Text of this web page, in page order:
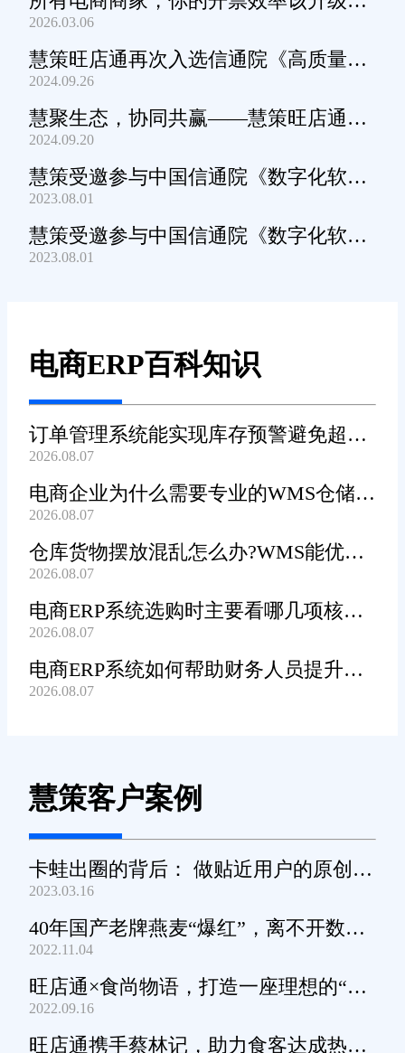
了！
2026.03.06
慧策旺店通再次入选信通院《高质量数
字化转型产品及服务全景图》
2024.09.26
慧聚生态，协同共赢——慧策旺店通生
态交流会深圳站圆满举办
2024.09.20
慧策受邀参与中国信通院《数字化软件
产品及服务能力》规范编制工作
2023.08.01
慧策受邀参与中国信通院《数字化软件
产品及服务能力》规范编制工作
2023.08.01
电商ERP百科知识
订单管理系统能实现库存预警避免超卖
吗?
2026.08.07
电商企业为什么需要专业的WMS仓储管
理系统?
2026.08.07
仓库货物摆放混乱怎么办?WMS能优化
货位吗?
2026.08.07
电商ERP系统选购时主要看哪几项核心
功能?
2026.08.07
电商ERP系统如何帮助财务人员提升对
账工作效率?
2026.08.07
慧策客户案例
卡蛙出圈的背后： 做贴近用户的原创小
家电
2023.03.16
40年国产老牌燕麦“爆红”，离不开数字
化工具的支撑
2022.11.04
旺店通×食尚物语，打造一座理想的“零
食王国”
2022.09.16
旺店通携手蔡林记，助力食客达成热干